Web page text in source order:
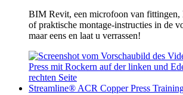
BIM Revit, een microfoon van
of praktische montage-instructies in de
maar eens en laat u verrassen!
Streamline® ACR Copper Press